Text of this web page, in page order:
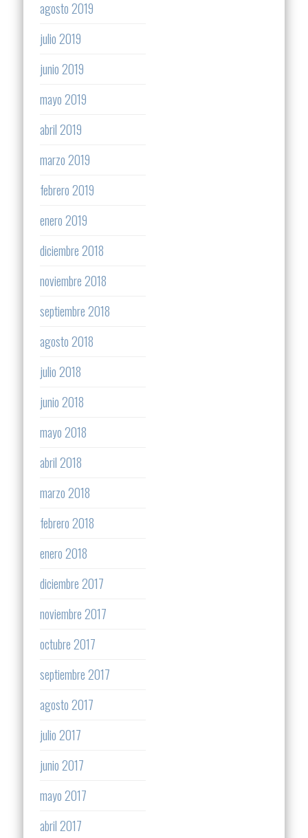
agosto 2019
julio 2019
junio 2019
mayo 2019
abril 2019
marzo 2019
febrero 2019
enero 2019
diciembre 2018
noviembre 2018
septiembre 2018
agosto 2018
julio 2018
junio 2018
mayo 2018
abril 2018
marzo 2018
febrero 2018
enero 2018
diciembre 2017
noviembre 2017
octubre 2017
septiembre 2017
agosto 2017
julio 2017
junio 2017
mayo 2017
abril 2017